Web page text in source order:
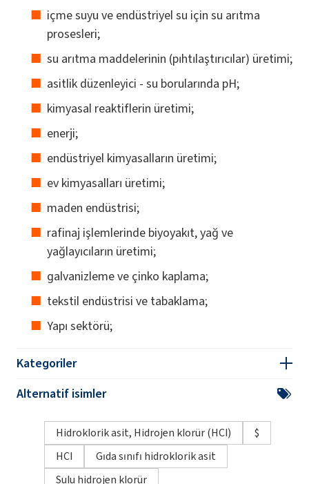
içme suyu ve endüstriyel su için su arıtma
prosesleri;
su arıtma maddelerinin (pıhtılaştırıcılar) üretimi;
asitlik düzenleyici - su borularında pH;
kimyasal reaktiflerin üretimi;
enerji;
endüstriyel kimyasalların üretimi;
ev kimyasalları üretimi;
maden endüstrisi;
rafinaj işlemlerinde biyoyakıt, yağ ve
yağlayıcıların üretimi;
galvanizleme ve çinko kaplama;
tekstil endüstrisi ve tabaklama;
Yapı sektörü;
Kategoriler
Alternatif isimler
Hidroklorik asit, Hidrojen klorür (HCl)
$
HCl
Gıda sınıfı hidroklorik asit
Sulu hidrojen klorür